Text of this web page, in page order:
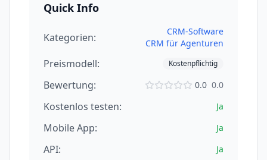
Quick Info
Kategorien:
CRM-Software
CRM für Agenturen
Preismodell: Kostenpflichtig
Bewertung: 0.0 0.0
Kostenlos testen: Ja
Mobile App: Ja
API: Ja